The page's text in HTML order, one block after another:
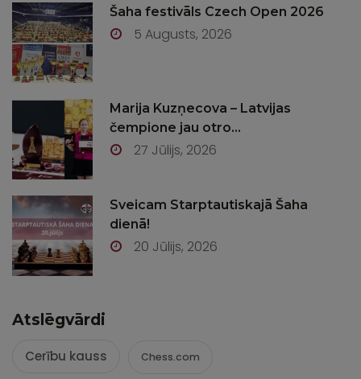
Šaha festivāls Czech Open 2026
5 Augusts, 2026
Marija Kuzņecova – Latvijas
čempione jau otro...
27 Jūlijs, 2026
Sveicam Starptautiskajā Šaha
dienā!
20 Jūlijs, 2026
Atslēgvārdi
Cerību kauss Chess.com